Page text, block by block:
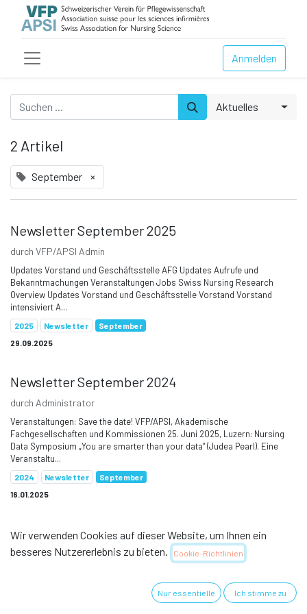
Anmelden
Aktuelles
2 Artikel
September ×
Newsletter September 2025
durch VFP/APSI Admin
Updates Vorstand und Geschäftsstelle AFG Updates Aufrufe und
Bekanntmachungen Veranstaltungen Jobs Swiss Nursing Research
Overview Updates Vorstand und Geschäftsstelle Vorstand Vorstand
intensiviert A...
2025 Newsletter September
29.09.2025
Newsletter September 2024
durch Administrator
Veranstaltungen: Save the date! VFP/APSI, Akademische
Fachgesellschaften und Kommissionen 25. Juni 2025, Luzern: Nursing
Data Symposium „You are smarter than your data” (Judea Pearl). Eine
Veranstaltu...
2024 Newsletter September
16.01.2025
SCHWEIZERISCHER VEREIN FÜR PFLEGEWISSENSCHAFT
Wir verwenden Cookies auf dieser Website, um Ihnen ein
besseres Nutzererlebnis zu bieten.
Cookie-Richtlinien
Nur essentielle Ich stimme zu